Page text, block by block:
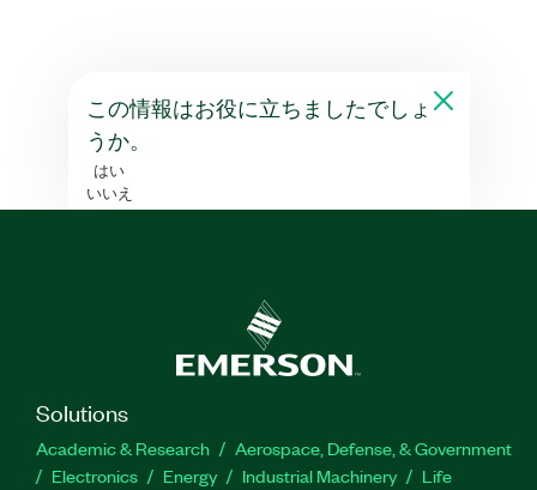
この情報はお役に立ちましたでしょ
うか。
はい
いいえ
Solutions
Academic & Research
Aerospace, Defense, & Government
Electronics
Energy Industrial Machinery
Life